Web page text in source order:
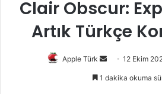
Clair Obscur:
Artık Türkçe
Apple Türk
Bir
12 Ekim
1 dakika okuma